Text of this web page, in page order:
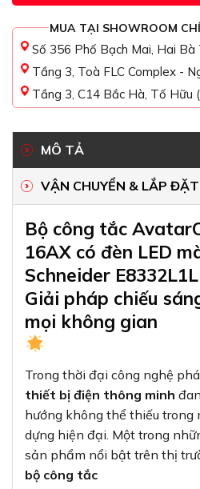
MUA TẠI SHOWROOM
Số 356 Phố Bạch Mai, Hai Bà
Tầng 3, Toà FLC Complex -
Tầng 3, C14 Bắc Hà, Tố Hữu
MÔ TẢ
VẬN CHUYỂN & LẮP ĐẶT
Bộ công tắc
16AX có đèn LED
Schneider
Giải pháp chiếu
mọi không gian
Trong thời đại công nghệ
thiết bị điện thông minh
hướng không thể thiếu trong
dựng hiện đại. Một trong
sản phẩm nổi bật trên thị
bộ công tắc